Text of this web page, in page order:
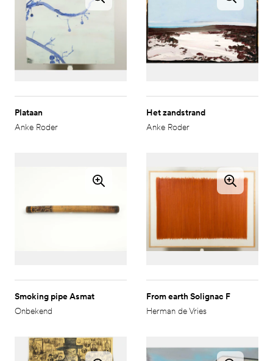
Plataan
Anke Roder
Het zandstrand
Anke Roder
Smoking pipe Asmat
Onbekend
From earth Solignac F
Herman de Vries